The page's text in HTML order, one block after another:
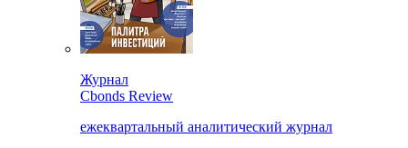
Журнал
Cbonds Review
ежеквартальный аналитический журнал